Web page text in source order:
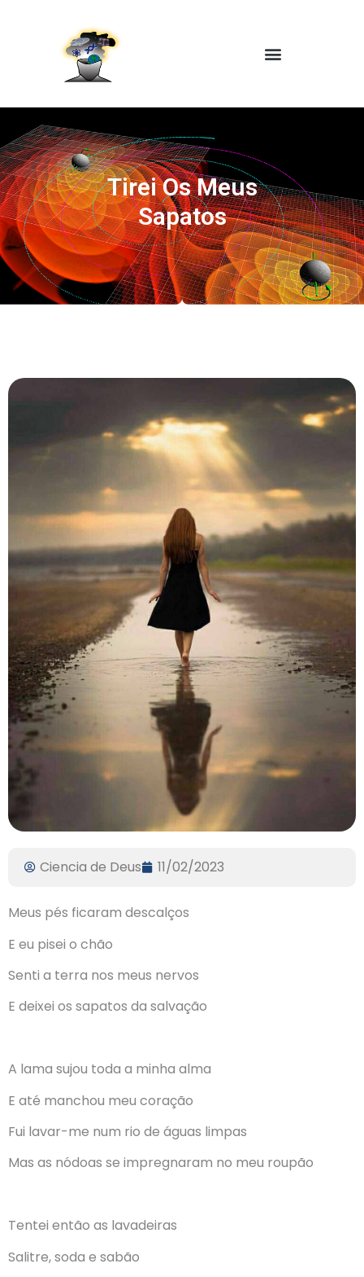
Tirei Os Meus
Sapatos
Ciencia de Deus 11/02/2023
Meus pés ficaram descalços
E eu pisei o chão
Senti a terra nos meus nervos
E deixei os sapatos da salvação
A lama sujou toda a minha alma
E até manchou meu coração
Fui lavar-me num rio de águas limpas
Mas as nódoas se impregnaram no meu roupão
Tentei então as lavadeiras
Salitre, soda e sabão